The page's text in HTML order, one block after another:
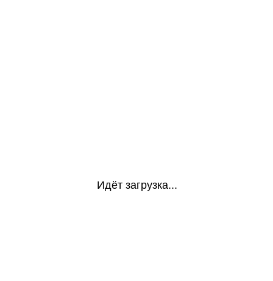
Идёт загрузка...